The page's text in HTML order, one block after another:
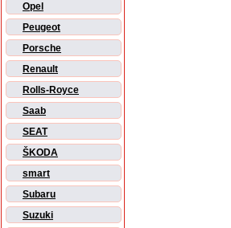
Opel
Peugeot
Porsche
Renault
Rolls-Royce
Saab
SEAT
ŠKODA
smart
Subaru
Suzuki